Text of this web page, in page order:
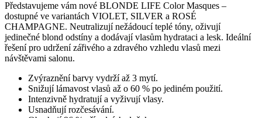
Představujeme vám nové BLONDE LIFE Color Masques –
dostupné ve variantách VIOLET, SILVER a ROSÉ
CHAMPAGNE. Neutralizují nežádoucí teplé tóny, oživují
jedinečné blond odstíny a dodávají vlasům hydrataci a lesk. Ideální
řešení pro udržení zářivého a zdravého vzhledu vlasů mezi
návštěvami salonu.
Zvýraznění barvy vydrží až 3 mytí.
Snižují lámavost vlasů až o 60 % po jediném použití.
Intenzivně hydratují a vyživují vlasy.
Usnadňují rozčesávání.